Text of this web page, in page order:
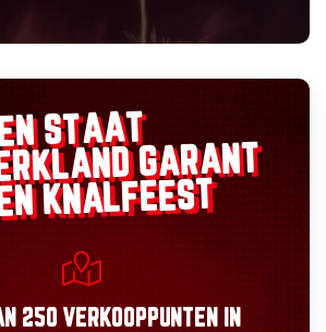
STAAT
GARANT
KNALFEEST
250 VERKOOPPUNTEN
IN